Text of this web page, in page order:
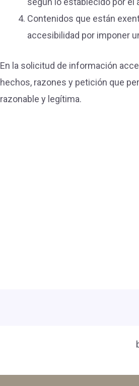
Contenidos que están
accesibilidad por imponer
En la solicitud de información
hechos, razones y petición que
razonable y legítima.